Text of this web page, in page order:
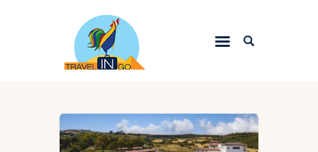
Egzotične destinacije
Evropske metropole